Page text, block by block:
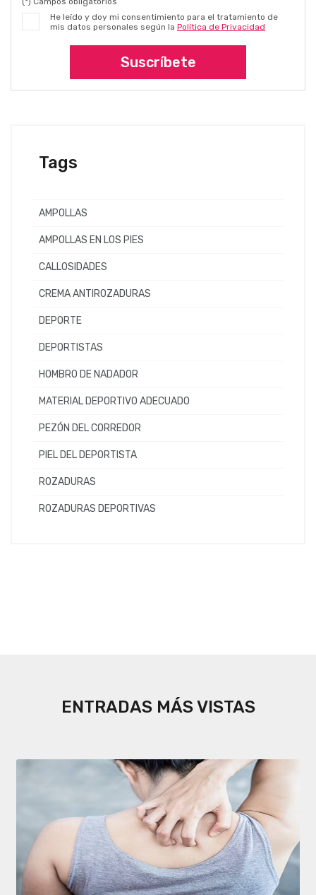
He leído y doy mi consentimiento para el tratamiento de
mis datos personales según la Política de Privacidad
Suscríbete
Tags
AMPOLLAS
AMPOLLAS EN LOS PIES
CALLOSIDADES
CREMA ANTIROZADURAS
DEPORTE
DEPORTISTAS
HOMBRO DE NADADOR
MATERIAL DEPORTIVO ADECUADO
PEZÓN DEL CORREDOR
PIEL DEL DEPORTISTA
ROZADURAS
ROZADURAS DEPORTIVAS
ENTRADAS MÁS VISTAS